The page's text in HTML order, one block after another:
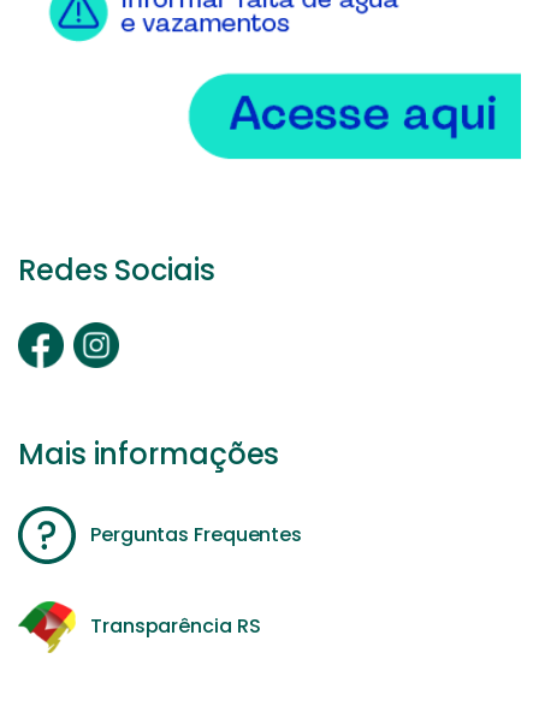
Redes Sociais
Mais informações
Perguntas Frequentes
Transparência RS